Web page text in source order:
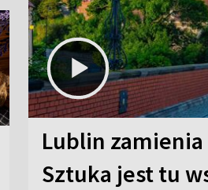
Lublin
Sztuka jest tu